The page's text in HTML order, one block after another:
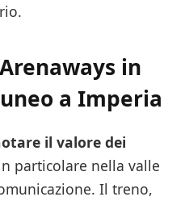
in
a Imperia
il valore dei
particolare nella valle
Il treno,